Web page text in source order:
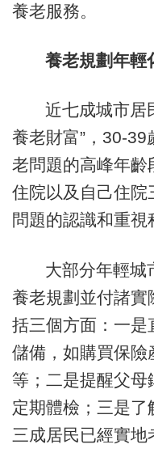
養老服務。
養老規劃年輕
近七成城市居
養老財富”，30-
老問題的高峰年齡
住院以及自己住院
問題的認識和重視
大部分年輕城
養老規劃並付諸實
括三個方面：一是
儲備，如購買保險
等；二是提醒父母
定期體檢；三是了
三成居民已經實地